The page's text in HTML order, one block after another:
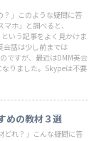
？」このような疑問に答
ホ」と調べると、
いう記事をよく見かけま
会話は少し前までは
ですが、最近はDMM英会
りました。Skypeは不要
めの教材３選
どれ？」こんな疑問に答